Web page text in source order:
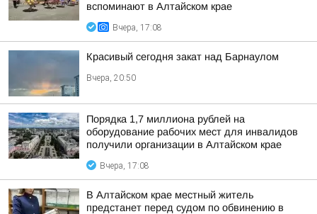
вспоминают в Алтайском крае
Вчера, 17:08
Красивый сегодня закат над Барнаулом
Вчера, 20:50
Порядка 1,7 миллиона рублей на
оборудование рабочих мест для инвалидов
получили организации в Алтайском крае
Вчера, 17:08
В Алтайском крае местный житель
предстанет перед судом по обвинению в